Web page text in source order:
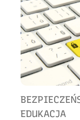
EDUKACJA